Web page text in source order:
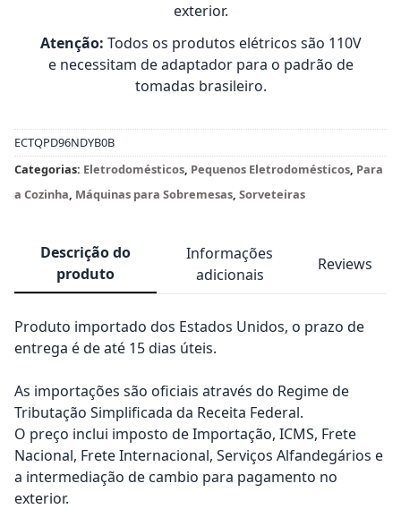
exterior.
Atenção: Todos os produtos elétricos são 110V
e necessitam de adaptador para o padrão de
tomadas brasileiro.
ECTQPD96NDYB0B
Categorias: Eletrodomésticos, Pequenos Eletrodomésticos, Para
a Cozinha, Máquinas para Sobremesas, Sorveteiras
Descrição do
produto
Informações
adicionais
Reviews
Produto importado dos Estados Unidos, o prazo de
entrega é de até 15 dias úteis.
As importações são oficiais através do Regime de
Tributação Simplificada da Receita Federal.
O preço inclui imposto de Importação, ICMS, Frete
Nacional, Frete Internacional, Serviços Alfandegários e
a intermediação de cambio para pagamento no
exterior.